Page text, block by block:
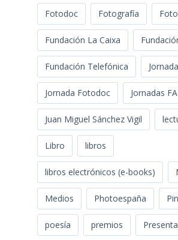
Fotodoc Fotografía
Fundación La Caixa
Fundación Telefónica
Jornada Fotodoc Jornadas
Juan Miguel Sánchez Vigil
Libro libros
libros electrónicos (e-books)
Medios Photoespaña
poesía premios